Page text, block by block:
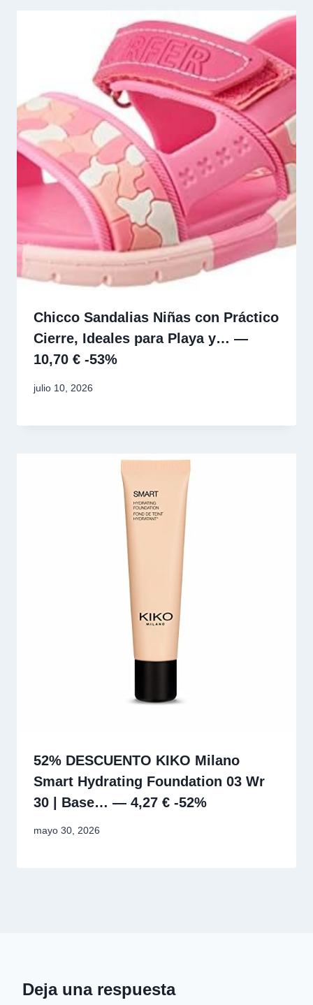
Chicco Sandalias Niñas con Práctico
Cierre, Ideales para Playa y… —
10,70 € -53%
julio 10, 2026
52% DESCUENTO KIKO Milano
Smart Hydrating Foundation 03 Wr
30 | Base… — 4,27 € -52%
mayo 30, 2026
Deja una respuesta